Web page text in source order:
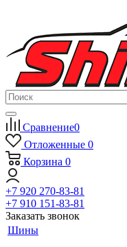
Сравнение0
Отложенные 0
Корзина 0
+7 920 270-83-81
+7 910 151-83-81
Заказать звонок
Шины